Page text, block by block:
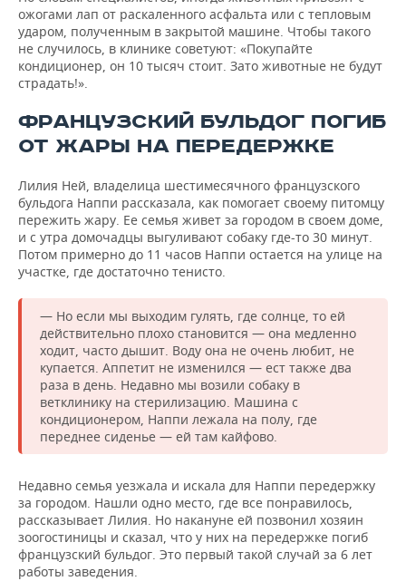
ожогами лап от раскаленного асфальта или с тепловым
ударом, полученным в закрытой машине. Чтобы такого
не случилось, в клинике советуют: «Покупайте
кондиционер, он 10 тысяч стоит. Зато животные не будут
страдать!».
ФРАНЦУЗСКИЙ БУЛЬДОГ ПОГИБ
ОТ ЖАРЫ НА ПЕРЕДЕРЖКЕ
Лилия Ней, владелица шестимесячного французского
бульдога Наппи рассказала, как помогает своему питомцу
пережить жару. Ее семья живет за городом в своем доме,
и с утра домочадцы выгуливают собаку где-то 30 минут.
Потом примерно до 11 часов Наппи остается на улице на
участке, где достаточно тенисто.
— Но если мы выходим гулять, где солнце, то ей
действительно плохо становится — она медленно
ходит, часто дышит. Воду она не очень любит, не
купается. Аппетит не изменился — ест также два
раза в день. Недавно мы возили собаку в
ветклинику на стерилизацию. Машина с
кондиционером, Наппи лежала на полу, где
переднее сиденье — ей там кайфово.
Недавно семья уезжала и искала для Наппи передержку
за городом. Нашли одно место, где все понравилось,
рассказывает Лилия. Но накануне ей позвонил хозяин
зоогостиницы и сказал, что у них на передержке погиб
французский бульдог. Это первый такой случай за 6 лет
работы заведения.